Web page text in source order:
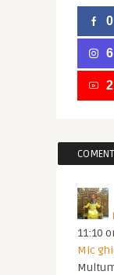
0
11:10
Mic